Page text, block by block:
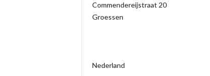
Commendereijstraat 20
Groessen
Nederland